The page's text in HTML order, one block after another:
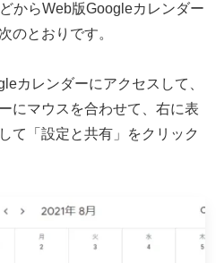
からWeb版Googleカレンダー
のとおりです。
カレンダーにアクセスして、
にマウスを合わせて、右に表
て「設定と共有」をクリック